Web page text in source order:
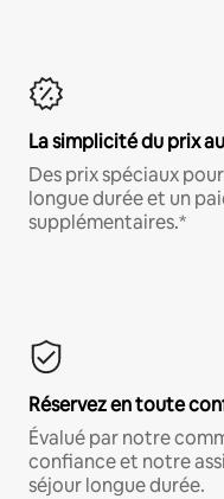
La simplicité du prix
Des prix spéciaux
longue durée et un
supplémentaires.*
Réservez en toute
Évalué par notre
confiance et notre
séjour longue durée.